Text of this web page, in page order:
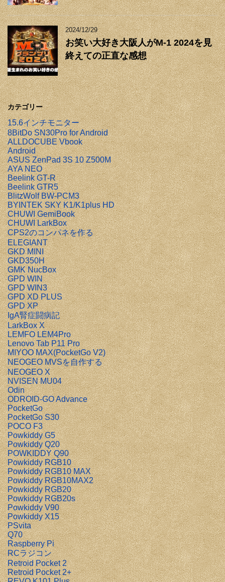
2024/12/29
お笑い大好き大阪人がM-1 2024を見
終えての正直な感想
カテゴリー
15.6インチモニター
8BitDo SN30Pro for Android
ALLDOCUBE Vbook
Android
ASUS ZenPad 3S 10 Z500M
AYA NEO
Beelink GT-R
Beelink GTR5
BlitzWolf BW-PCM3
BYINTEK SKY K1/K1plus HD
CHUWI GemiBook
CHUWI LarkBox
CPS2のコンパネを作る
ELEGIANT
GKD MINI
GKD350H
GMK NucBox
GPD WIN
GPD WIN3
GPD XD PLUS
GPD XP
IgA腎症闘病記
LarkBox X
LEMFO LEM4Pro
Lenovo Tab P11 Pro
MIYOO MAX(PocketGo V2)
NEOGEO MVSを自作する
NEOGEO X
NVISEN MU04
Odin
ODROID-GO Advance
PocketGo
PocketGo S30
POCO F3
Powkiddy G5
Powkiddy Q20
POWKIDDY Q90
Powkiddy RGB10
Powkiddy RGB10 MAX
Powkiddy RGB10MAX2
Powkiddy RGB20
Powkiddy RGB20s
Powkiddy V90
Powkiddy X15
PSvita
Q70
Raspberry Pi
RCラジコン
Retroid Pocket 2
Retroid Pocket 2+